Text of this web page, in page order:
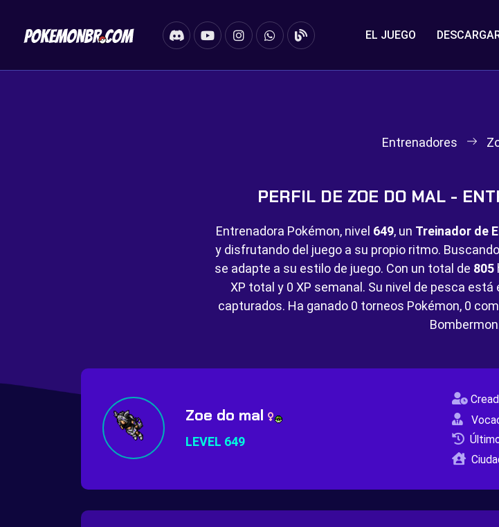
EL JUEGO
Entrenadores
PERFIL DE ZOE DO MAL -
Entrenadora Pokémon, nivel 649, un Treinador de
y disfrutando del juego a su propio ritmo.
se adapte a su estilo de juego. Con un total de 805
XP total y 0 XP semanal. Su nivel de pesca está
capturados. Ha ganado 0 torneos Pokémon, 0
Zoe do mal
LEVEL 649